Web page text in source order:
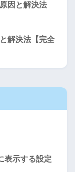
因と解決法
解決法【完全
表示する設定